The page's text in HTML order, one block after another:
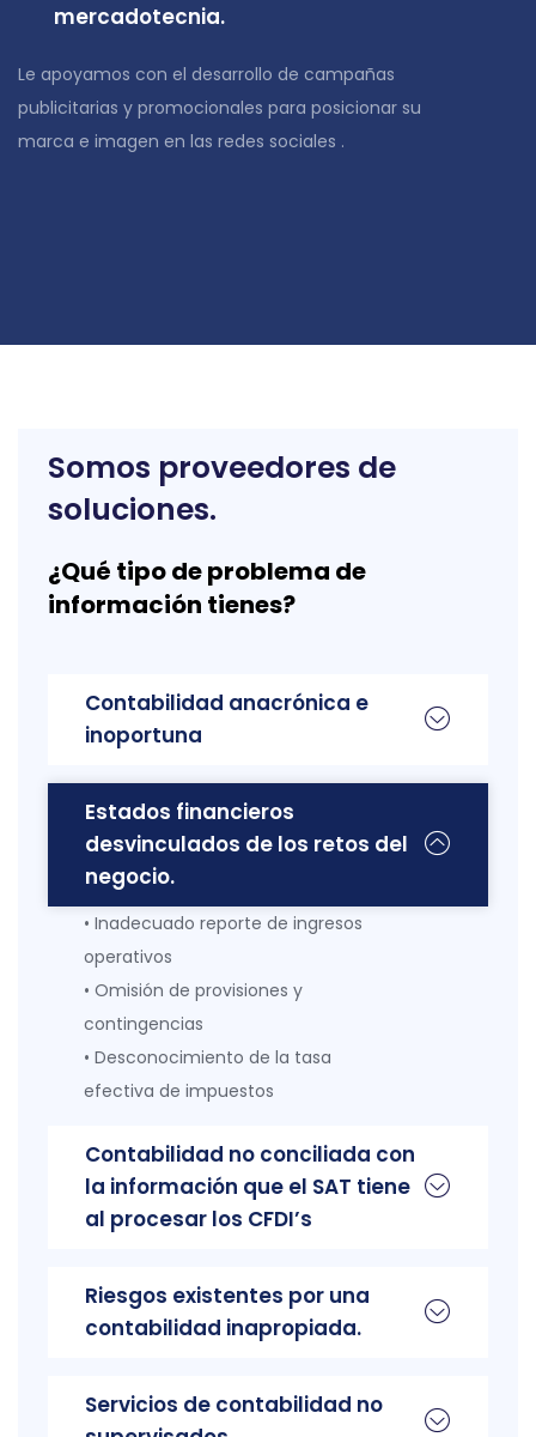
mercadotecnia.
Le apoyamos con el desarrollo de campañas
publicitarias y promocionales para posicionar su
marca e imagen en las redes sociales .
Somos proveedores de
soluciones.
¿Qué tipo de problema de
información tienes?
Contabilidad anacrónica e
inoportuna
Estados financieros
desvinculados de los retos del
negocio.
• Inadecuado reporte de ingresos
operativos
• Omisión de provisiones y
contingencias
• Desconocimiento de la tasa
efectiva de impuestos
Contabilidad no conciliada con
la información que el SAT tiene
al procesar los CFDI’s
Riesgos existentes por una
contabilidad inapropiada.
Servicios de contabilidad no